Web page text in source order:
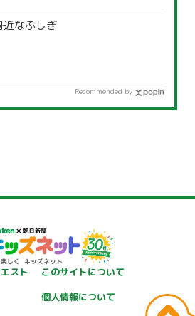
近なふしぎ
Recommended by
スト
このサイトについて
個人情報について